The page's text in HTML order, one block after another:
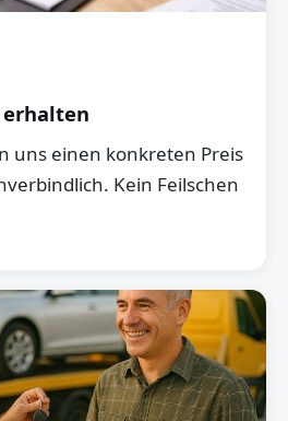
erhalten
uns einen konkreten Preis
Kein Feilschen